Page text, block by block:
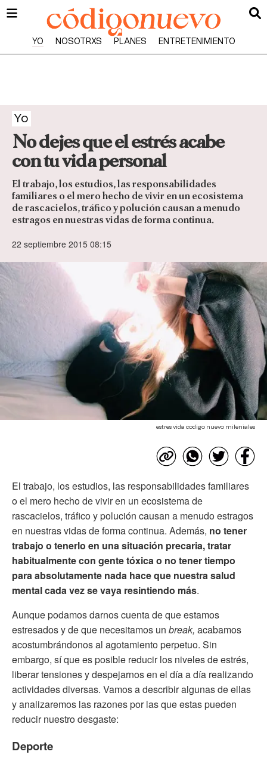
YO NOSOTRXS PLANES ENTRETENIMIENTO
Yo
No dejes que el estrés acabe
con tu vida personal
El trabajo, los estudios, las responsabilidades
familiares o el mero hecho de vivir en un ecosistema
de rascacielos, tráfico y polución causan a menudo
estragos en nuestras vidas de forma continua.
22 septiembre 2015 08:15
estres vida codigo nuevo mileniales
El trabajo, los estudios, las responsabilidades familiares
o el mero hecho de vivir en un ecosistema de
rascacielos, tráfico y polución causan a menudo estragos
en nuestras vidas de forma continua. Además, no tener
trabajo o tenerlo en una situación precaria, tratar
habitualmente con gente tóxica o no tener tiempo
para absolutamente nada hace que nuestra salud
mental cada vez se vaya resintiendo más.
Aunque podamos darnos cuenta de que estamos
estresados y de que necesitamos un break, acabamos
acostumbrándonos al agotamiento perpetuo. Sin
embargo, sí que es posible reducir los niveles de estrés,
liberar tensiones y despejarnos en el día a día realizando
actividades diversas. Vamos a describir algunas de ellas
y analizaremos las razones por las que estas pueden
reducir nuestro desgaste:
Deporte